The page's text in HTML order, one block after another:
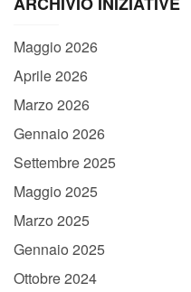
Maggio 2026
Aprile 2026
Marzo 2026
Gennaio 2026
Settembre 2025
Maggio 2025
Marzo 2025
Gennaio 2025
Ottobre 2024